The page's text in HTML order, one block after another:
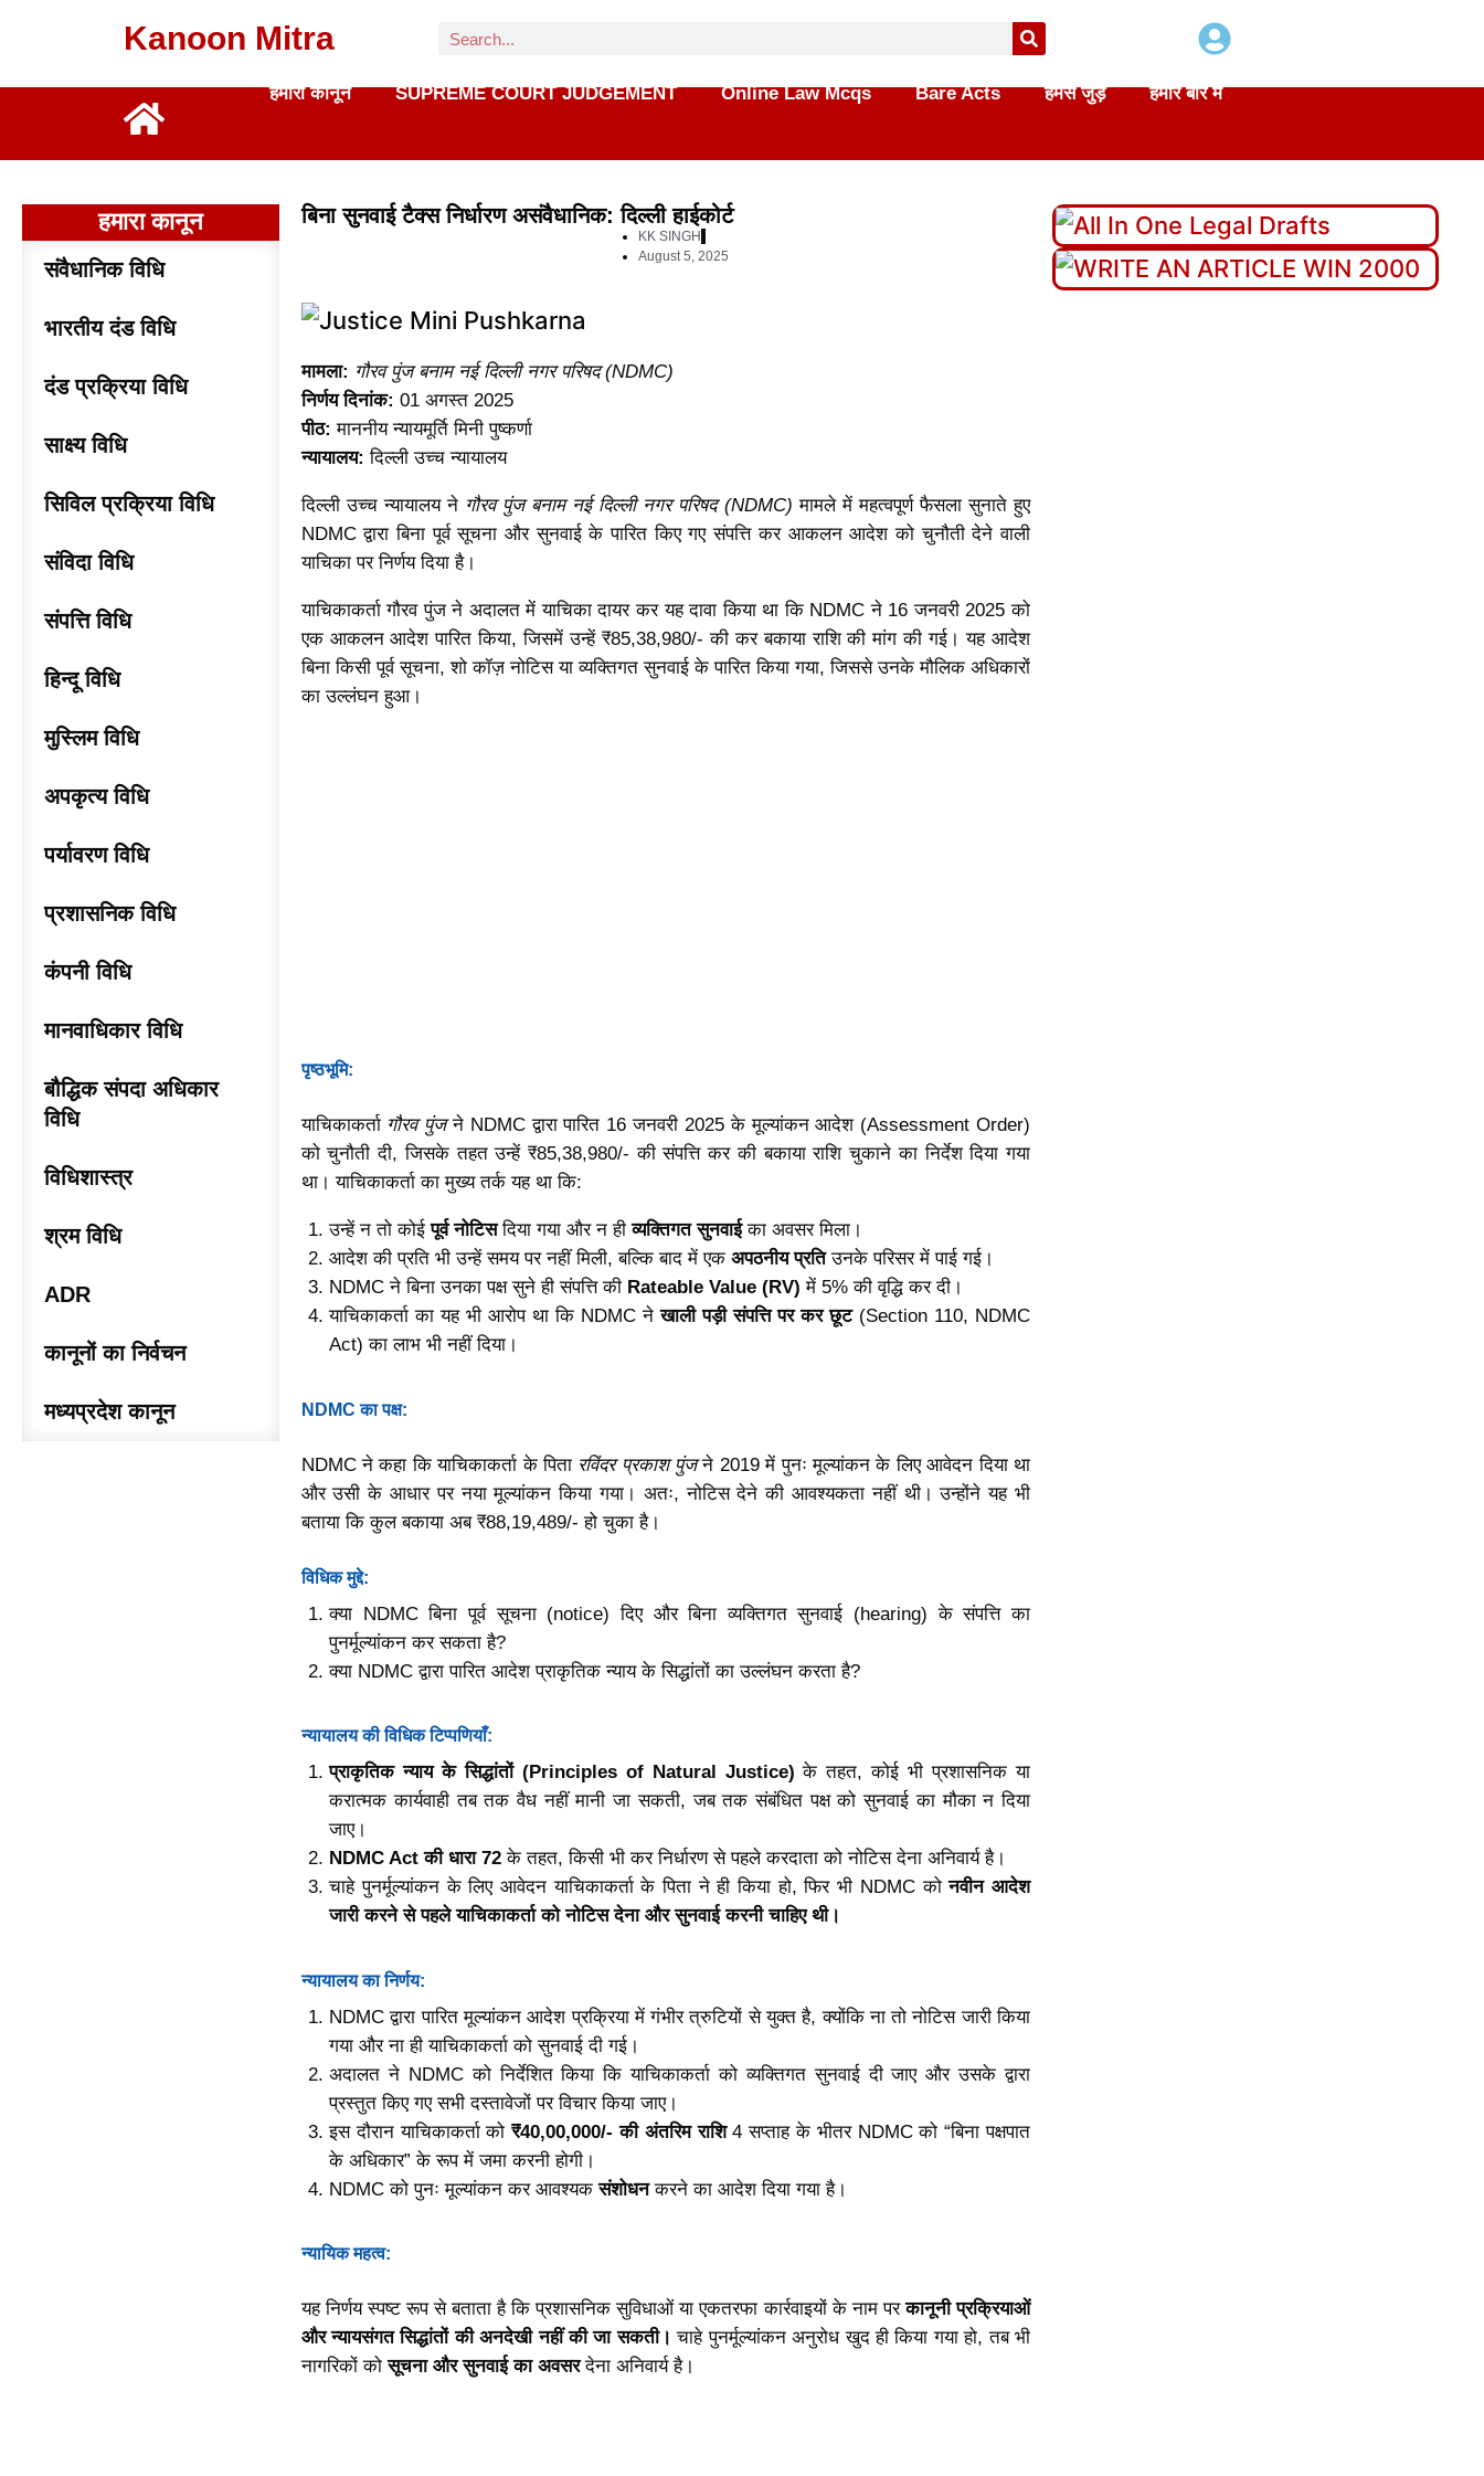
Kanoon Mitra
हमारा कानून SUPREME COURT JUDGEMENT Online Law Mcqs Bare Acts हमसे जुड़े हमारे बारे में
हमारा कानून
संवैधानिक विधि
भारतीय दंड विधि
दंड प्रक्रिया विधि
साक्ष्य विधि
सिविल प्रक्रिया विधि
संविदा विधि
संपत्ति विधि
हिन्दू विधि
मुस्लिम विधि
अपकृत्य विधि
पर्यावरण विधि
प्रशासनिक विधि
कंपनी विधि
मानवाधिकार विधि
बौद्धिक संपदा अधिकार
विधि
विधिशास्त्र
श्रम विधि
ADR
कानूनों का निर्वचन
मध्यप्रदेश कानून
बिना सुनवाई टैक्स निर्धारण असंवैधानिक: दिल्ली हाईकोर्ट
KK SINGH
August 5, 2025
मामला: गौरव पुंज बनाम नई दिल्ली नगर परिषद (NDMC)
निर्णय दिनांक: 01 अगस्त 2025
पीठ: माननीय न्यायमूर्ति मिनी पुष्कर्णा
न्यायालय: दिल्ली उच्च न्यायालय
दिल्ली उच्च न्यायालय ने गौरव पुंज बनाम नई दिल्ली नगर परिषद (NDMC) मामले में महत्वपूर्ण फैसला सुनाते हुए
NDMC द्वारा बिना पूर्व सूचना और सुनवाई के पारित किए गए संपत्ति कर आकलन आदेश को चुनौती देने वाली
याचिका पर निर्णय दिया है।
याचिकाकर्ता गौरव पुंज ने अदालत में याचिका दायर कर यह दावा किया था कि NDMC ने 16 जनवरी 2025 को
एक आकलन आदेश पारित किया, जिसमें उन्हें ₹85,38,980/- की कर बकाया राशि की मांग की गई। यह आदेश
बिना किसी पूर्व सूचना, शो कॉज़ नोटिस या व्यक्तिगत सुनवाई के पारित किया गया, जिससे उनके मौलिक अधिकारों
का उल्लंघन हुआ।
पृष्ठभूमि:
याचिकाकर्ता गौरव पुंजने NDMC द्वारा पारित 16 जनवरी 2025 के मूल्यांकन आदेश (Assessment Order)
को चुनौती दी, जिसके तहत उन्हें ₹85,38,980/- की संपत्ति कर की बकाया राशि चुकाने का निर्देश दिया गया
था। याचिकाकर्ता का मुख्य तर्क यह था कि:
उन्हें न तो कोईपूर्व नोटिसदिया गया और न हीव्यक्तिगत सुनवाईका अवसर मिला।
आदेश की प्रति भी उन्हें समय पर नहीं मिली, बल्कि बाद में एकअपठनीय प्रतिउनके परिसर में पाई गई।
NDMC ने बिना उनका पक्ष सुने ही संपत्ति की Rateable Value (RV) में 5% की वृद्धि कर दी।
याचिकाकर्ता का यह भी आरोप था कि NDMC नेखाली पड़ी संपत्ति पर कर छूट(Section 110, NDMC
Act) का लाभ भी नहीं दिया।
NDMC का पक्ष:
NDMC ने कहा कि याचिकाकर्ता के पिता रविंदर प्रकाश पुंजने 2019 में पुनः मूल्यांकन के लिए आवेदन दिया था
और उसी के आधार पर नया मूल्यांकन किया गया। अतः, नोटिस देने की आवश्यकता नहीं थी। उन्होंने यह भी
बताया कि कुल बकाया अब ₹88,19,489/- हो चुका है।
विधिक मुद्दे:
क्या NDMC बिना पूर्व सूचना (notice) दिए और बिना व्यक्तिगत सुनवाई (hearing) के संपत्ति का
पुनर्मूल्यांकन कर सकता है?
क्या NDMC द्वारा पारित आदेश प्राकृतिक न्याय के सिद्धांतों का उल्लंघन करता है?
न्यायालय की विधिक टिप्पणियाँ:
प्राकृतिक न्याय के सिद्धांतों (Principles of Natural Justice) के तहत, कोई भी प्रशासनिक या
करात्मक कार्यवाही तब तक वैध नहीं मानी जा सकती, जब तक संबंधित पक्ष को सुनवाई का मौका न दिया
जाए।
NDMC Act की धारा 72 के तहत, किसी भी कर निर्धारण से पहले करदाता को नोटिस देना अनिवार्य है।
चाहे पुनर्मूल्यांकन के लिए आवेदन याचिकाकर्ता के पिता ने ही किया हो, फिर भी NDMC कोनवीन आदेश
जारी करने से पहले याचिकाकर्ता को नोटिस देना और सुनवाई करनी चाहिए थी।
न्यायालय का निर्णय:
NDMC द्वारा पारित मूल्यांकन आदेश प्रक्रिया में गंभीर त्रुटियों से युक्त है, क्योंकि ना तो नोटिस जारी किया
गया और ना ही याचिकाकर्ता को सुनवाई दी गई।
अदालत ने NDMC को निर्देशित किया कि याचिकाकर्ता को व्यक्तिगत सुनवाई दी जाए और उसके द्वारा
प्रस्तुत किए गए सभी दस्तावेजों पर विचार किया जाए।
इस दौरान याचिकाकर्ता को₹40,00,000/- की अंतरिम राशि4 सप्ताह के भीतर NDMC को “बिना पक्षपात
के अधिकार” के रूप में जमा करनी होगी।
NDMC को पुनः मूल्यांकन कर आवश्यकसंशोधनकरने का आदेश दिया गया है।
न्यायिक महत्व:
यह निर्णय स्पष्ट रूप से बताता है कि प्रशासनिक सुविधाओं या एकतरफा कार्रवाइयों के नाम परकानूनी प्रक्रियाओं
और न्यायसंगत सिद्धांतों की अनदेखी नहीं की जा सकती। चाहे पुनर्मूल्यांकन अनुरोध खुद ही किया गया हो, तब भी
नागरिकों कोसूचना और सुनवाई का अवसरदेना अनिवार्य है।